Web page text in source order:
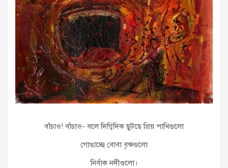
বাঁচাও! বাঁচাও- বলে দিগ্বিদিক ছুটছে প্রিয় পাখিগুলো
গোঙাচ্ছে বোবা বৃক্ষগুলো
নির্বাক নদীগুলো।